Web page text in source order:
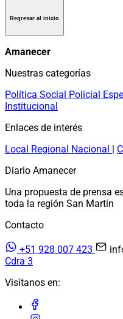
Regresar al inicio
Amanecer
Nuestras categorías
Política Social Policial
Institucional
Enlaces de interés
Local Regional Nacional |
Diario Amanecer
Una propuesta de prensa
toda la región San Martín
Contacto
+51 928 007 423
Cdra 3
Visítanos en: